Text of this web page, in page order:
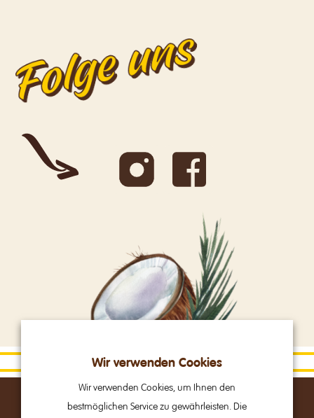
Alpine Brands GmbH & Co Kg
Wir verwenden Cookies
Wir verwenden Cookies, um Ihnen den
bestmöglichen Service zu gewährleisten. Die